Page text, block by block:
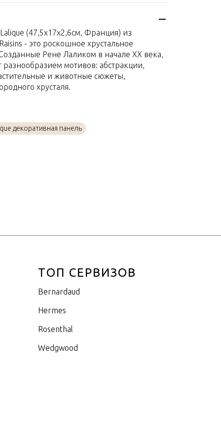
Франция
47,5x17x2,6см
(47,5x17x2,6см, Франция) из
- это роскошное хрустальное
Рене Лаликом в начале XX века,
мотивов: абстракции,
и животные сюжеты,
хрусталя.
декоративная панель
ТОП СЕРВИЗОВ
Bernardaud
Hermes
Rosenthal
Wedgwood